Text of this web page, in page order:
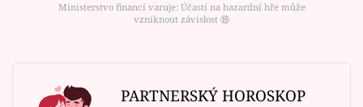
Ministerstvo financí varuje: Účastí na hazardní hře může
vzniknout závislost ⑱
PARTNERSKÝ HOROSKOP